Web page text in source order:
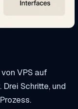
VPS auf
Schritte, und